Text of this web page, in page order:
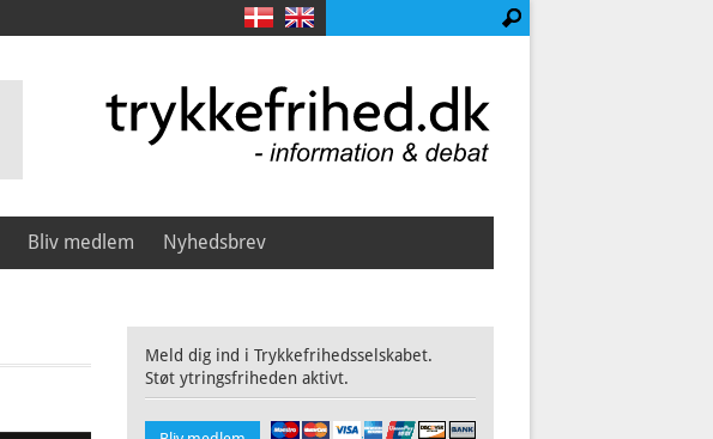
Bliv medlem Nyhedsbrev
Meld dig ind i Trykkefrihedsselskabet.
Støt ytringsfriheden aktivt.